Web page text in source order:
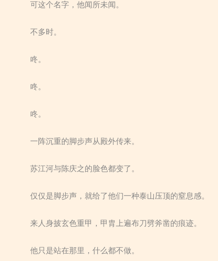
可这个名字，他闻所未闻。
不多时。
咚。
咚。
咚。
一阵沉重的脚步声从殿外传来。
苏江河与陈庆之的脸色都变了。
仅仅是脚步声，就给了他们一种泰山压顶的窒息感。
来人身披玄色重甲，甲胄上遍布刀劈斧凿的痕迹。
他只是站在那里，什么都不做。